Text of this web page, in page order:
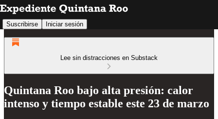
Suscribirse Iniciar sesión
Lee sin distracciones en Substack
Quintana Roo bajo alta presión: calor
intenso y tiempo estable este 23 de marzo